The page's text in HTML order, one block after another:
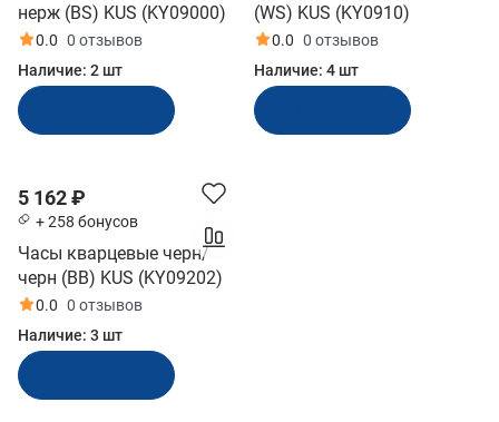
нерж (BS) KUS (KY09000)
0.0 0 отзывов
Наличие: 2 шт
(WS) KUS (KY0910)
0.0 0 отзывов
Наличие: 4 шт
5 162 ₽
+ 258 бонусов
Часы кварцевые черн/
черн (BB) KUS (KY09202)
0.0 0 отзывов
Наличие: 3 шт